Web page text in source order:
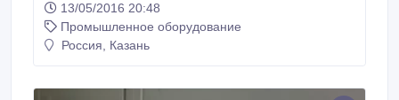
установки; Станки: плоскошлифовальные,
бесцентрово-шлифовальные, листо-трубогибочные,
эмульсия охлаждения; Дизельные, бензиновые и
ручной, строительный; Крепежное; Окрасочное
13/05/2016 20:48
Промышленное оборудование
Россия, Казань